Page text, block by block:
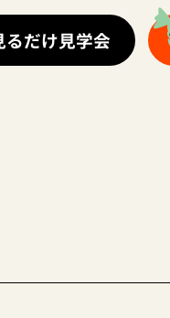
るだけ見学会